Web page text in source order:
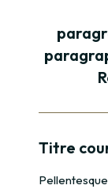
Titre